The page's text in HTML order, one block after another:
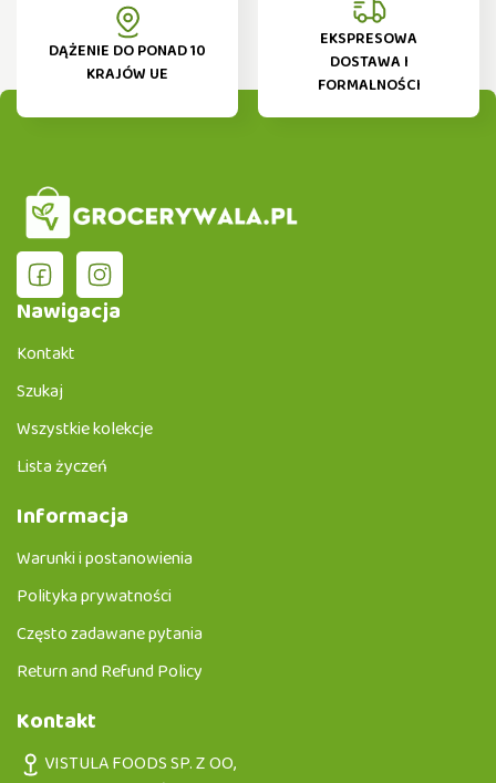
DĄŻENIE DO PONAD 10
KRAJÓW UE
EKSPRESOWA
DOSTAWA I
FORMALNOŚCI
Nawigacja
Kontakt
Szukaj
Wszystkie kolekcje
Lista życzeń
Informacja
Warunki i postanowienia
Polityka prywatności
Często zadawane pytania
Return and Refund Policy
Kontakt
VISTULA FOODS SP. Z OO,